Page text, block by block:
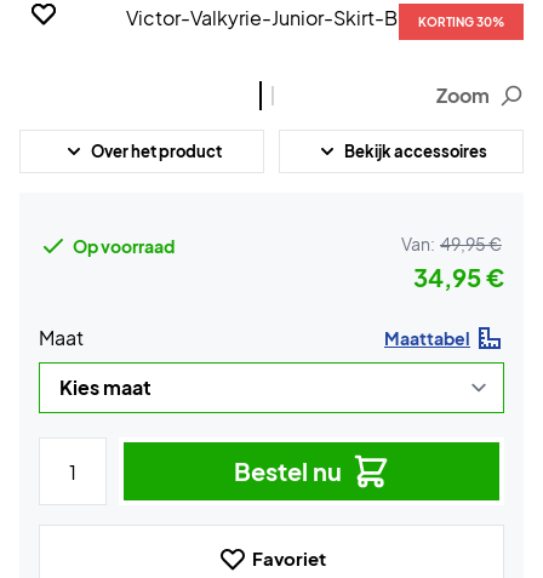
KORTING 30%
KORTING 30%
Zoom
Over het product Bekijk accessoires
Op voorraad Van: 49,95 €
34,95 €
Maat Maattabel
Bestel nu
Favoriet